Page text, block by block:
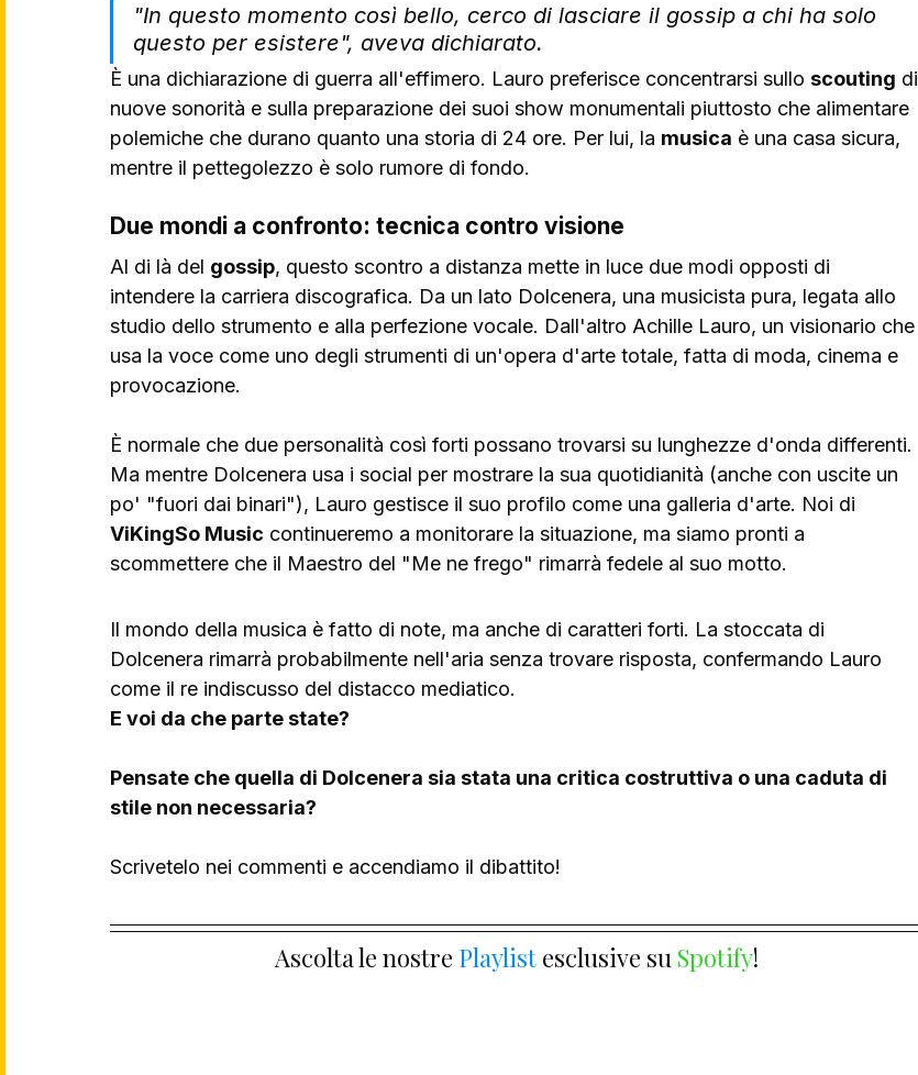
"In questo momento così bello, cerco di lasciare il gossip a chi ha solo
questo per esistere", aveva dichiarato.
È una dichiarazione di guerra all'effimero. Lauro preferisce concentrarsi sullo scouting di
nuove sonorità e sulla preparazione dei suoi show monumentali piuttosto che alimentare
polemiche che durano quanto una storia di 24 ore. Per lui, la musica è una casa sicura,
mentre il pettegolezzo è solo rumore di fondo.
Due mondi a confronto: tecnica contro visione
Al di là del gossip, questo scontro a distanza mette in luce due modi opposti di
intendere la carriera discografica. Da un lato Dolcenera, una musicista pura, legata allo
studio dello strumento e alla perfezione vocale. Dall'altro Achille Lauro, un visionario che
usa la voce come uno degli strumenti di un'opera d'arte totale, fatta di moda, cinema e
provocazione.
È normale che due personalità così forti possano trovarsi su lunghezze d'onda differenti.
Ma mentre Dolcenera usa i social per mostrare la sua quotidianità (anche con uscite un
po' "fuori dai binari"), Lauro gestisce il suo profilo come una galleria d'arte. Noi di
ViKingSo Music continueremo a monitorare la situazione, ma siamo pronti a
scommettere che il Maestro del "Me ne frego" rimarrà fedele al suo motto.
Il mondo della musica è fatto di note, ma anche di caratteri forti. La stoccata di
Dolcenera rimarrà probabilmente nell'aria senza trovare risposta, confermando Lauro
come il re indiscusso del distacco mediatico.
E voi da che parte state?
Pensate che quella di Dolcenera sia stata una critica costruttiva o una caduta di
stile non necessaria?
Scrivetelo nei commenti e accendiamo il dibattito!
Ascolta le nostre Playlist esclusive su Spotify!